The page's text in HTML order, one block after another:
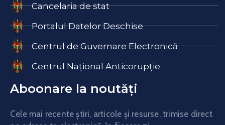
Cancelaria de stat
Portalul Datelor Deschise
Centrul de Guvernare Electronică
Centrul Național Anticorupție
Aboonare la noutăți
Cele mai recente știri, articole și resurse, trimise direct